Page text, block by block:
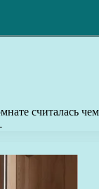
считалась